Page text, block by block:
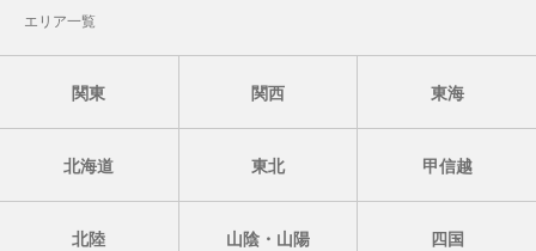
エリア一覧
関東 関西 東海
北海道 東北 甲信越
北陸 山陰・山陽 四国